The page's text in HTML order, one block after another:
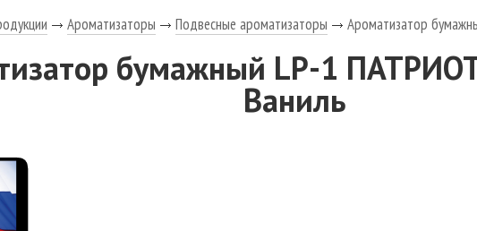
Ароматизаторы Подвесные ароматизаторы Ароматизатор
бумажный LP-1
Ваниль